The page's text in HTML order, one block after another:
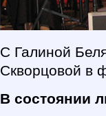
С Галиной
Скворцовой в
В состоянии